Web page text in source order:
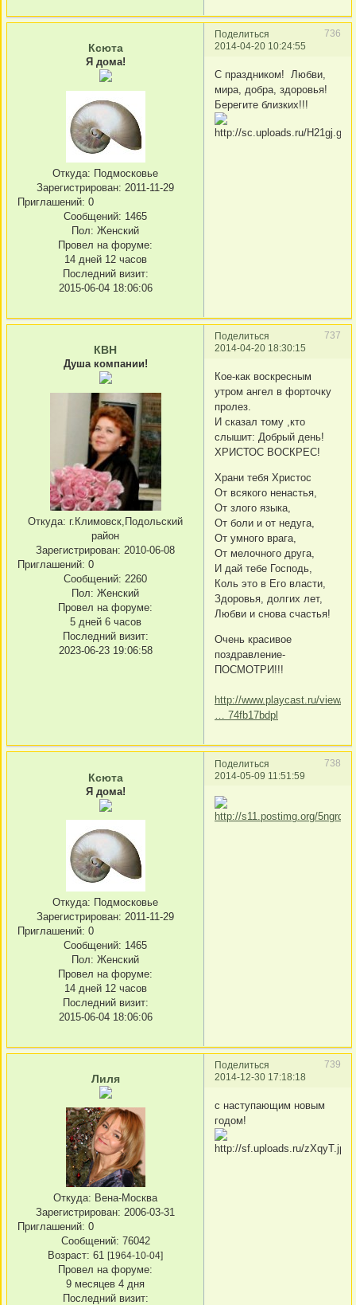
Поделиться
736
2014-04-20 10:24:55
Ксюта
Я дома!
Откуда: Подмосковье
Зарегистрирован: 2011-11-29
Приглашений: 0
Сообщений: 1465
Пол: Женский
Провел на форуме:
14 дней 12 часов
Последний визит:
2015-06-04 18:06:06
С праздником! Любви,
мира, добра, здоровья!
Берегите близких!!!
Поделиться
737
2014-04-20 18:30:15
КВН
Душа компании!
Откуда: г.Климовск,Подольский
район
Зарегистрирован: 2010-06-08
Приглашений: 0
Сообщений: 2260
Пол: Женский
Провел на форуме:
5 дней 6 часов
Последний визит:
2023-06-23 19:06:58
Кое-как воскресным
утром ангел в форточку
пролез.
И сказал тому ,кто
слышит: Добрый день!
ХРИСТОС ВОСКРЕС!
Храни тебя Христос
От всякого ненастья,
От злого языка,
От боли и от недуга,
От умного врага,
От мелочного друга,
И дай тебе Господь,
Коль это в Его власти,
Здоровья, долгих лет,
Любви и снова счастья!
Очень красивое
поздравление-
ПОСМОТРИ!!!
http://www.playcast.ru/view/
… 74fb17bdpl
Поделиться
738
2014-05-09 11:51:59
Ксюта
Я дома!
Откуда: Подмосковье
Зарегистрирован: 2011-11-29
Приглашений: 0
Сообщений: 1465
Пол: Женский
Провел на форуме:
14 дней 12 часов
Последний визит:
2015-06-04 18:06:06
Поделиться
739
2014-12-30 17:18:18
Лиля
Откуда: Вена-Москва
Зарегистрирован: 2006-03-31
Приглашений: 0
Сообщений: 76042
Возраст: 61 [1964-10-04]
Провел на форуме:
9 месяцев 4 дня
Последний визит:
с наступающим новым
годом!